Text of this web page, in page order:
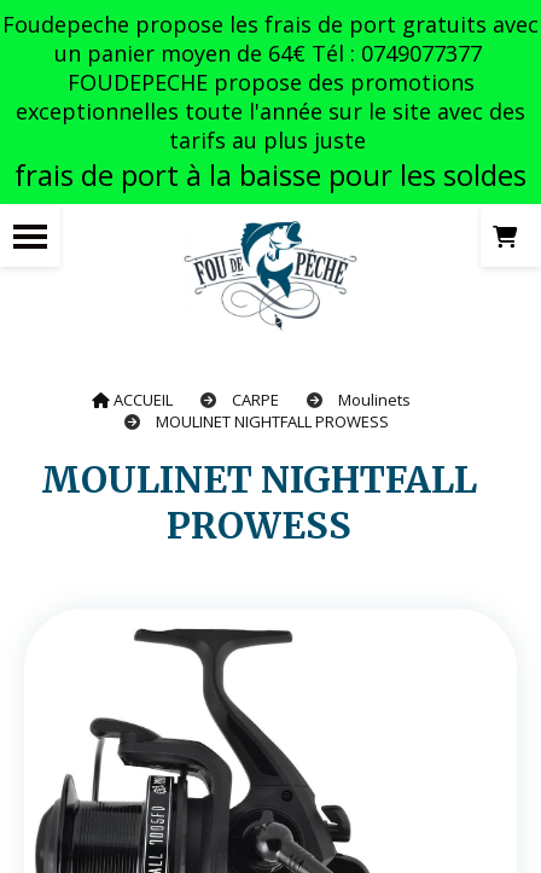
Foudepeche propose les frais de port gratuits avec
un panier moyen de 64€ Tél : 0749077377
FOUDEPECHE propose des promotions
exceptionnelles toute l'année sur le site avec des
tarifs au plus juste
frais de port à la baisse pour les soldes
ACCUEIL CARPE
Moulinets
MOULINET NIGHTFALL PROWESS
MOULINET NIGHTFALL
PROWESS